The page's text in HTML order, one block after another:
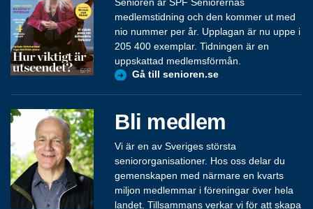
Senioren är SPF Seniorernas
medlemstidning och den kommer ut med
nio nummer per år. Upplagan är nu uppe i
205 400 exemplar. Tidningen är en
uppskattad medlemsförmån.
Gå till senioren.se
Bli medlem
Vi är en av Sveriges största
seniororganisationer. Hos oss delar du
gemenskapen med närmare en kvarts
miljon medlemmar i föreningar över hela
landet. Tillsammans verkar vi för att skapa